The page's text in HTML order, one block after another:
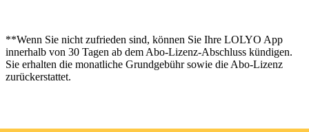
**Wenn Sie nicht zufrieden sind, können Sie Ihre LOLYO App
innerhalb von 30 Tagen ab dem Abo-Lizenz-Abschluss kündigen.
Sie erhalten die monatliche Grundgebühr sowie die Abo-Lizenz
zurückerstattet.